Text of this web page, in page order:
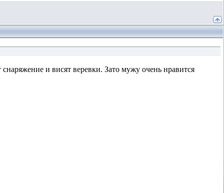
и висят веревки. Зато мужу очень нравится